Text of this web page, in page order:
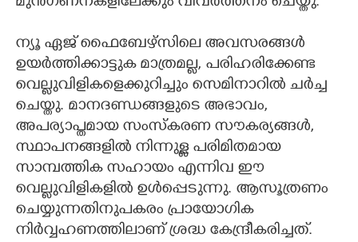
ന്യൂ ഏജ് ഫൈബേഴ്സിലെ അവസരങ്ങൾ
ഉയർത്തിക്കാട്ടുക മാത്രമല്ല, പരിഹരിക്കേണ്ട
വെല്ലുവിളികളെക്കുറിച്ചും സെമിനാറിൽ ചർച്ച
ചെയ്തു. മാനദണ്ഡങ്ങളുടെ അഭാവം,
അപര്യാപ്തമായ സംസ്കരണ സൗകര്യങ്ങൾ,
സ്ഥാപനങ്ങളിൽ നിന്നുള്ള പരിമിതമായ
സാമ്പത്തിക സഹായം എന്നിവ ഈ
വെല്ലുവിളികളിൽ ഉൾപ്പെടുന്നു. ആസൂത്രണം
ചെയ്യുന്നതിനുപകരം പ്രായോഗിക
നിർവ്വഹണത്തിലാണ് ശ്രദ്ധ കേന്ദ്രീകരിച്ചത്.